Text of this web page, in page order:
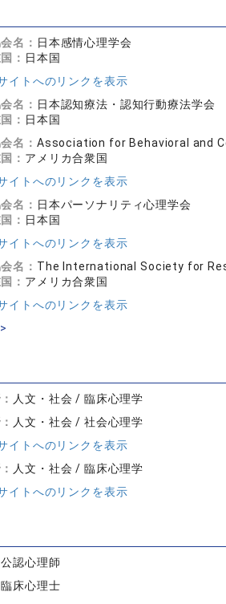
名： 日本感情心理学会
： 日本国
イトへのリンクを表示
名： 日本認知療法・認知行動療法学会
： 日本国
名： Association for Behavioral and
： アメリカ合衆国
イトへのリンクを表示
名： 日本パーソナリティ心理学会
： 日本国
イトへのリンクを表示
名： The International Society for
： アメリカ合衆国
イトへのリンクを表示
人文・社会 / 臨床心理学
人文・社会 / 社会心理学
イトへのリンクを表示
人文・社会 / 臨床心理学
イトへのリンクを表示
公認心理師
臨床心理士